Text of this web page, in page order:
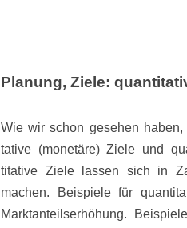
Planung, Ziele:
Wie wir schon gesehen
tative (monetäre) Ziele und
titative Ziele lassen sich in
machen. Beispiele für
Marktanteilserhöhung.